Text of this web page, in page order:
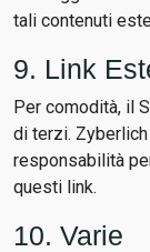
tali contenuti
9. Link
Per comodità, il
di terzi.
responsabilità
questi link.
10. Varie